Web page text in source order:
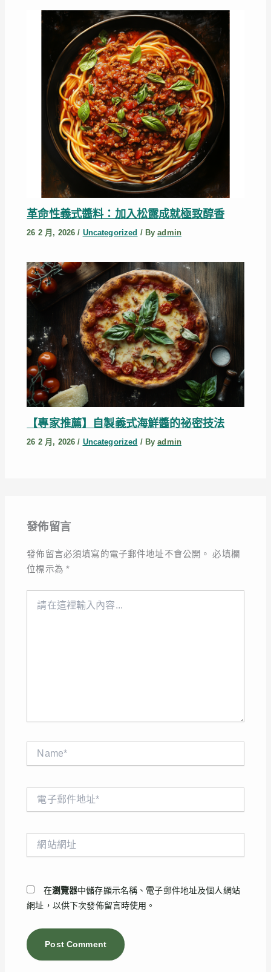
革命性義式醬料：加入松露成就極致醇香
26 2 月, 2026/ Uncategorized / Byadmin
【專家推薦】自製義式海鮮醬的祕密技法
26 2 月, 2026/ Uncategorized / Byadmin
發佈留言
發佈留言必須填寫的電子郵件地址不會公開。 必填欄
位標示為*
在瀏覽器中儲存顯示名稱、電子郵件地址及個人網站
網址，以供下次發佈留言時使用。